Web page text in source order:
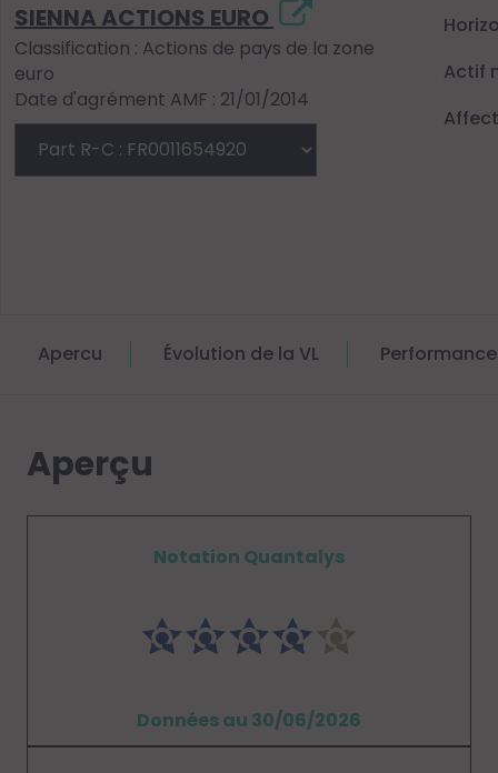
SIENNA ACTIONS EURO
Classification : Actions de pays de la zone
euro
Date d'agrément AMF : 21/01/2014
Actif
Apercu Évolution de la VL
Aperçu
Notation Quantalys
Données au 30/06/2026